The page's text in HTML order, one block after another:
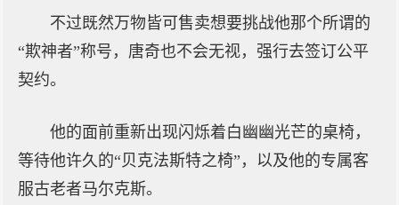
不过既然万物皆可售卖想要挑战他那个所谓的
“欺神者”称号，唐奇也不会无视，强行去签订公平
契约。
他的面前重新出现闪烁着白幽幽光芒的桌椅，
等待他许久的“贝克法斯特之椅”，以及他的专属客
服古老者马尔克斯。